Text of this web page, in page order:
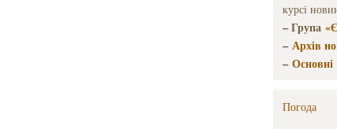
курсі
– Група
–Архів
–Основні
Погода